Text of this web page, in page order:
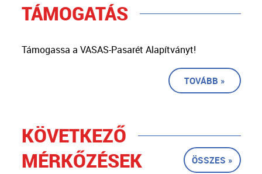
TÁMOGATÁS
Támogassa a VASAS-Pasarét Alapítványt!
TOVÁBB »
KÖVETKEZŐ
MÉRKŐZÉSEK
ÖSSZES »